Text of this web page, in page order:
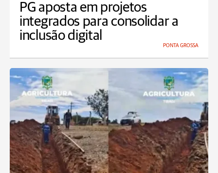
PG aposta em projetos
integrados para consolidar a
inclusão digital
PONTA GROSSA